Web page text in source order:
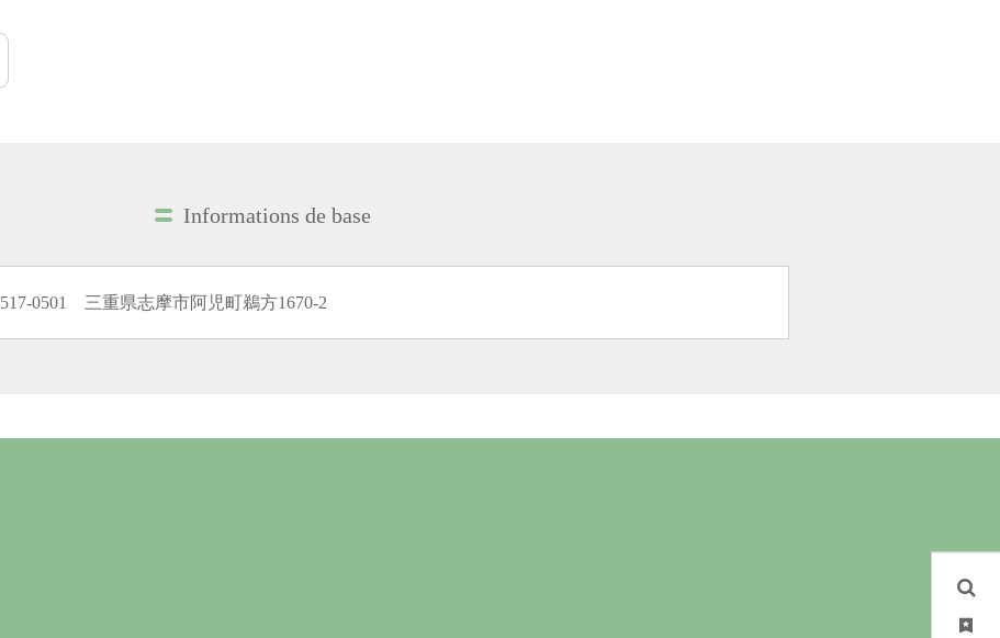
Informations de base
517-0501 三重県志摩市阿児町鵜方1670-2